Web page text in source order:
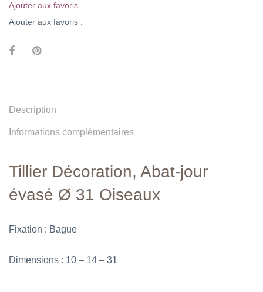
Ajouter aux favoris .
Ajouter aux favoris .
Description
Informations complémentaires
Tillier Décoration, Abat-jour
évasé Ø 31 Oiseaux
Fixation : Bague
Dimensions : 10 – 14 – 31